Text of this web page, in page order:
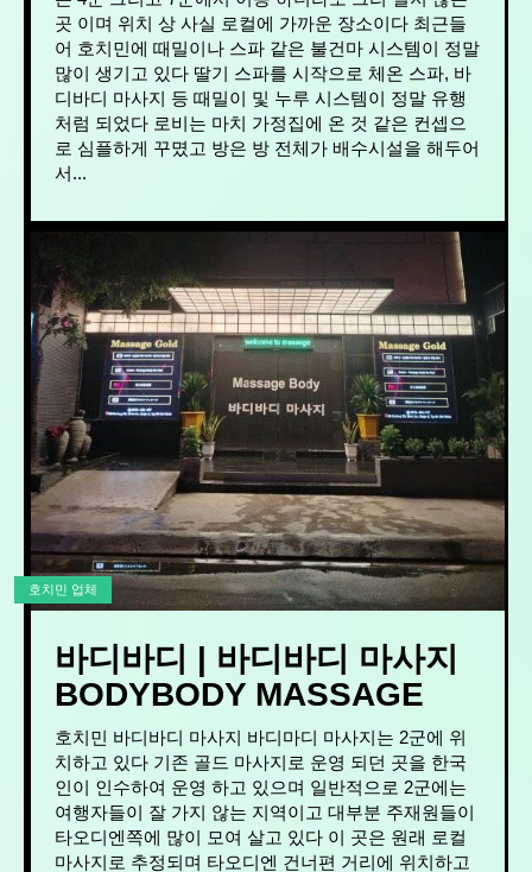
곳 이며 위치 상 사실 로컬에 가까운 장소이다 최근들
어 호치민에 때밀이나 스파 같은 불건마 시스템이 정말
많이 생기고 있다 딸기 스파를 시작으로 체온 스파, 바
디바디 마사지 등 때밀이 및 누루 시스템이 정말 유행
처럼 되었다 로비는 마치 가정집에 온 것 같은 컨셉으
로 심플하게 꾸몄고 방은 방 전체가 배수시설을 해두어
서...
호치민 업체
바디바디 | 바디바디 마사지
BODYBODY MASSAGE
호치민 바디바디 마사지 바디마디 마사지는 2군에 위
치하고 있다 기존 골드 마사지로 운영 되던 곳을 한국
인이 인수하여 운영 하고 있으며 일반적으로 2군에는
여행자들이 잘 가지 않는 지역이고 대부분 주재원들이
타오디엔쪽에 많이 모여 살고 있다 이 곳은 원래 로컬
마사지로 추정되며 타오디엔 건너편 거리에 위치하고